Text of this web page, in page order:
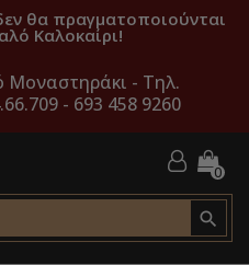
θα πραγματοποιούνται
Καλοκαίρι!
Μοναστηράκι - Τηλ.
- 693 458 9260
0
